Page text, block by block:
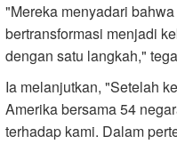
"Mereka menyadari
bertransformasi menjadi
dengan satu langkah,"
Ia melanjutkan, "Setelah
Amerika bersama 54
terhadap kami. Dalam